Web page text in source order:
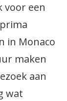
voor een
in Monaco
maken
aan
wat